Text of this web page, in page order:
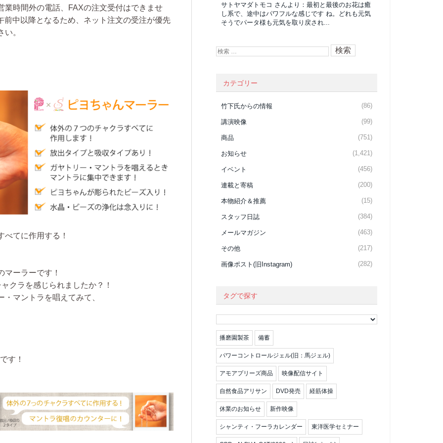
業時間外の電話、FAXの注文受付はできませ
前中以降となるため、ネット注文の受注が優先
。
てに作用する！
ーラーです！
クラを感じられましたか？！
マントラを唱えてみて、
す！
サトヤマダトモコ さんより： 最初と最後のお花は癒
し系で、途中はパワフルな感じです ね。どれも元気
そうでパータ様も元気を取り戻され...
カテゴリー
竹下氏からの情報 (86)
講演映像 (99)
商品 (751)
お知らせ (1,421)
イベント (456)
連載と寄稿 (200)
本物紹介＆推薦 (15)
スタッフ日誌 (384)
メールマガジン (463)
その他 (217)
画像ポスト(旧Instagram) (282)
タグで探す
播磨園製茶 備蓄
パワーコントロールジェル(旧：馬ジェル)
アモアプリーズ商品 映像配信サイト
自然食品アリサン DVD発売 経筋体操
休業のお知らせ 新作映像
シャンティ・フーラカレンダー 東洋医学セミナー